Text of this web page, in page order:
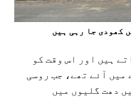
کھودی جا رہی ہیں
ہیں اور اس وقت کو
میں آئے تھے، جب روسی
دھت گلیوں میں